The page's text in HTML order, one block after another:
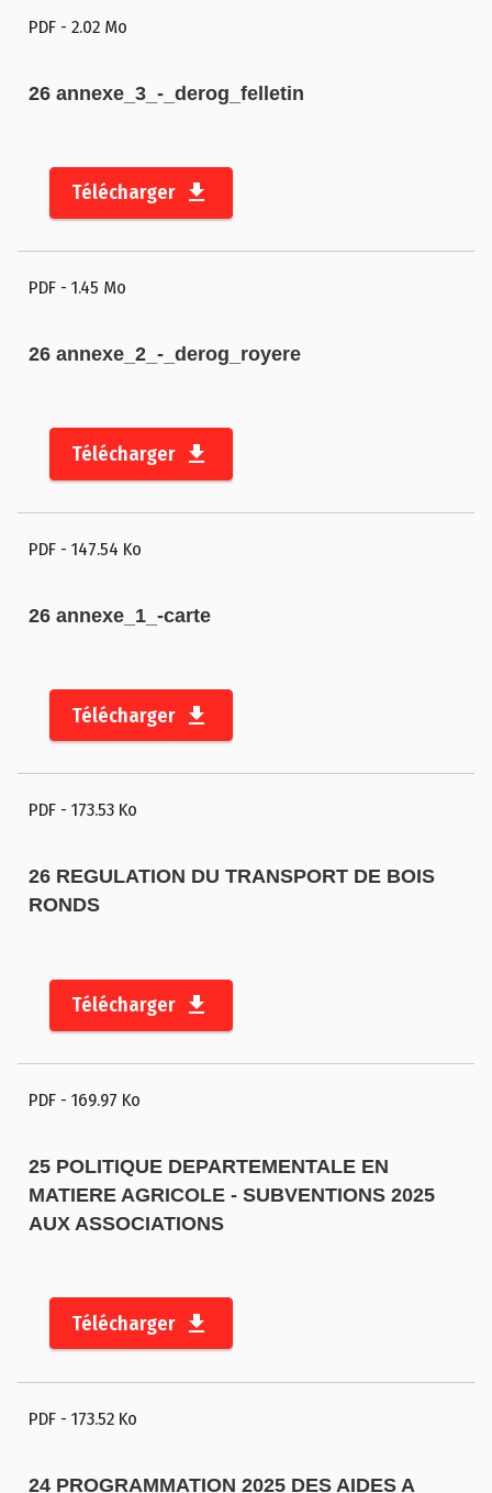
PDF - 2.02 Mo
26 annexe_3_-_derog_felletin
Télécharger
PDF - 1.45 Mo
26 annexe_2_-_derog_royere
Télécharger
PDF - 147.54 Ko
26 annexe_1_-carte
Télécharger
PDF - 173.53 Ko
26 REGULATION DU TRANSPORT DE BOIS
RONDS
Télécharger
PDF - 169.97 Ko
25 POLITIQUE DEPARTEMENTALE EN
MATIERE AGRICOLE - SUBVENTIONS 2025
AUX ASSOCIATIONS
Télécharger
PDF - 173.52 Ko
24 PROGRAMMATION 2025 DES AIDES A